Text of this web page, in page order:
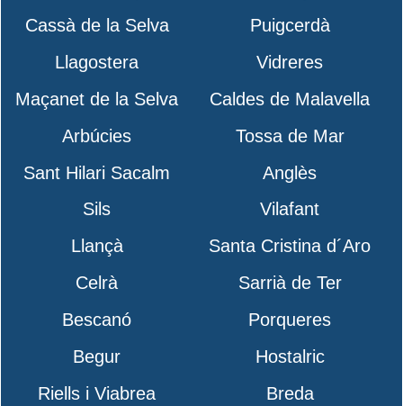
Cassà de la Selva
Puigcerdà
Llagostera
Vidreres
Maçanet de la Selva
Caldes de Malavella
Arbúcies
Tossa de Mar
Sant Hilari Sacalm
Anglès
Sils
Vilafant
Llançà
Santa Cristina d´Aro
Celrà
Sarrià de Ter
Bescanó
Porqueres
Begur
Hostalric
Riells i Viabrea
Breda